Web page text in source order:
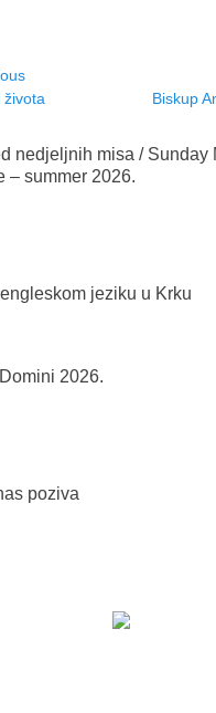
života Biskup
nedjeljnih misa / Sunday
– summer 2026.
jeziku u Krku
2026.
poziva